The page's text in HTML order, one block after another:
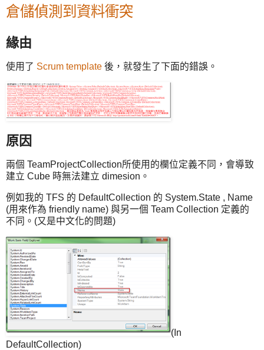
倉儲偵測到資料衝突
緣由
使用了 Scrum template 後，就發生了下面的錯誤。
原因
兩個 TeamProjectCollection所使用的欄位定義不同，會導致
建立 Cube 時無法建立 dimesion。
例如我的 TFS 的 DefaultCollection 的 System.State , Name
(用來作為 friendly name) 與另一個 Team Collection 定義的
不同。(又是中文化的問題)
(In
DefaultCollection)